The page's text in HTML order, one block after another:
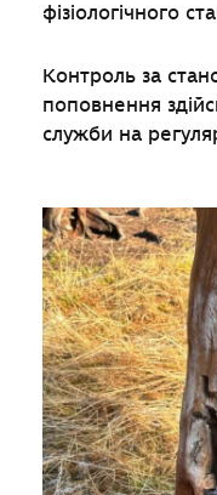
фізіологічного
Контроль за
поповнення
служби на